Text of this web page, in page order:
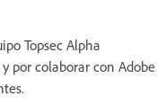
Topsec Alpha
por colaborar con Adobe